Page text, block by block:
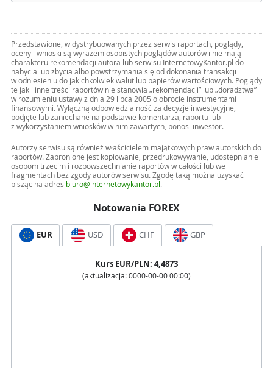
Przedstawione, w dystrybuowanych przez serwis raportach, poglądy,
oceny i wnioski są wyrazem osobistych poglądów autorów i nie mają
charakteru rekomendacji autora lub serwisu InternetowyKantor.pl do
nabycia lub zbycia albo powstrzymania się od dokonania transakcji
w odniesieniu do jakichkolwiek walut lub papierów wartościowych. Poglądy
te jak i inne treści raportów nie stanowią „rekomendacji” lub „doradztwa”
w rozumieniu ustawy z dnia 29 lipca 2005 o obrocie instrumentami
finansowymi. Wyłączną odpowiedzialność za decyzje inwestycyjne,
podjęte lub zaniechane na podstawie komentarza, raportu lub
z wykorzystaniem wniosków w nim zawartych, ponosi inwestor.
Autorzy serwisu są również właścicielem majątkowych praw autorskich do
raportów. Zabronione jest kopiowanie, przedrukowywanie, udostępnianie
osobom trzecim i rozpowszechnianie raportów w całości lub we
fragmentach bez zgody autorów serwisu. Zgodę taką można uzyskać
pisząc na adres biuro@internetowykantor.pl .
Notowania FOREX
EUR USD CHF GBP
Kurs EUR/PLN: 4,4873
(aktualizacja: 0000-00-00 00:00)